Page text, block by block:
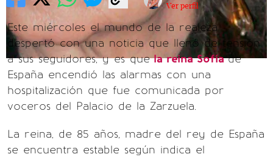
Ver perfil
Este miércoles el mundo de la realeza
despertó con una noticia que llenó de tensión
a sus seguidores, y es quela reina Sofíade
España encendió las alarmas con una
hospitalización que fue comunicada por
voceros del Palacio de la Zarzuela.
La reina, de 85 años, madre del rey de España
se encuentra estable según indica el